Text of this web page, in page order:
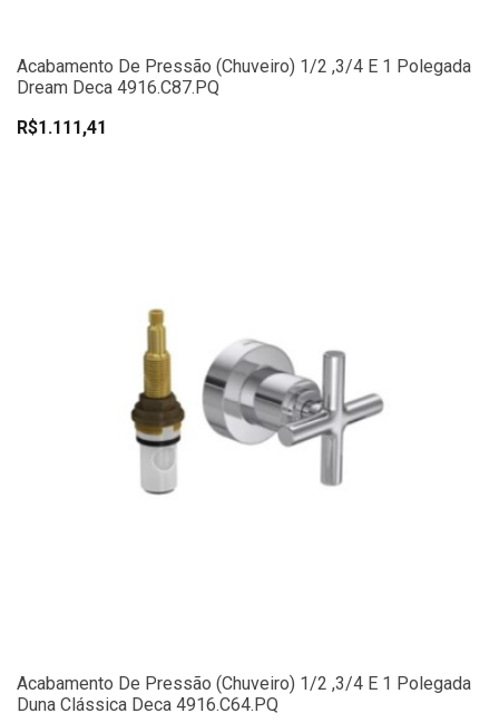
Acabamento De Pressão (chuveiro) 1/2 ,3/4 E 1 Polegada
Dream Deca 4916.C87.PQ
R$1.111,41
Acabamento De Pressão (chuveiro) 1/2 ,3/4 E 1 Polegada
Duna Clássica Deca 4916.C64.PQ